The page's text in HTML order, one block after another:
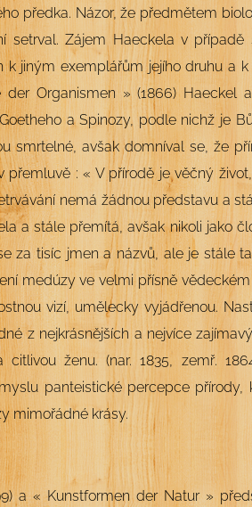
předka. Názor, že předmětem
setrval. Zájem Haeckela v
jiným exemplářům jejího druhu a
der Organismen » (1866) Haeckel
a Spinozy, podle nichž je
smrtelné, avšak domníval se, že
přemluvě : « V přírodě je věčný
nemá žádnou představu a
a stále přemítá, avšak nikoli jako
za tisíc jmen a názvů, ale je stále
medúzy ve velmi přísně
vizí, umělecky vyjádřenou.
z nejkrásnějších a nejvíce
citlivou ženu.(nar. 1835, zemř.
panteistické percepce
mimořádné krásy.
a « Kunstformen der Natur »